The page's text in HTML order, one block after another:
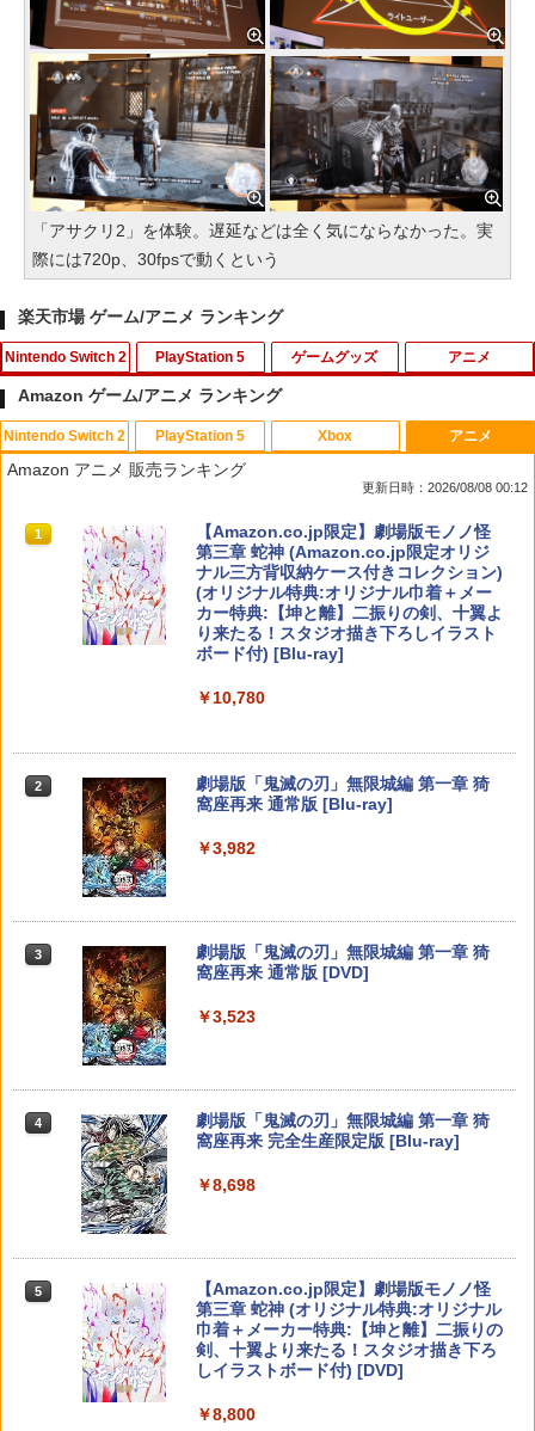
「アサクリ2」を体験。遅延などは全く気にならなかった。実
際には720p、30fpsで動くという
楽天市場 ゲーム/アニメ ランキング
Nintendo Switch 2
1
Switch2 保護フィルム スイッチ2 保護フ
ィルム switch2 フィルム Switch2 ガラ
スフィルム スイッチ2 フィルム ガイド
アクセサリー Nintendo Switch2 ケース
可 透明 ブルーライト カット 99％ FIRM
E
￥1,000
【特典】STEINS;GATE RE:BOOT Swi
￥7,293
￥7,710
回外付特典】切り取れるクリアカード)
￥8,118
s Card 256GB for Nintendo Switch 2
BEE-A-SD01A Switch2 microSDカード
microSD Express Nintendo任天堂ライ
センス 高速転送 UHS-I互換 ゲーム保存
メモリーカード 国内正規品 4523052030
185
PlayStation 5 ゲームグッズ アニメ
Amazon ゲーム/アニメ ランキング
Nintendo Switch 2
1
スプラトゥーン レイダース|オンライン
コード版
￥5,832
スプラトゥーン レイダース -Switch2
ニンテンドープリペイド番号 9000円|オ
￥9,000
ニンテンドープリペイド番号 5000円|オ
ンラインコード版
PlayStation 5
1
PlayStation 5 デジタル・エディション
日本語専用 Console Language: Japan
ese only (CFI-2200B01)
￥55,000
Beast of Reincarnation -PS5 【特典】
【純正品】DualSense ワイヤレスコン
【純正品】DualSense ワイヤレスコン
￥10,737
Xbox
1
【純正品】Xbox ワイヤレス コントロー
ラー + USB-C® ケーブル
￥8,300
ラー (ロボット ホワイト)
ラー (カーボンブラック)
【純正品】Xbox 充電式バッテリー + US
【国内正規品】Thrustmaster スラスト
S5、PS5 Pro、Xbox One、Xbox Serie
￥14,141
アニメ
Amazon アニメ 販売ランキング
更新日時：2026/08/08 00:12
1
【Amazon.co.jp限定】劇場版モノノ怪
第三章 蛇神 (Amazon.co.jp限定オリジ
ナル三方背収納ケース付きコレクション)
(オリジナル特典:オリジナル巾着＋メー
カー特典:【坤と離】二振りの剣、十翼よ
り来たる！スタジオ描き下ろしイラスト
ボード付) [Blu-ray]
￥10,780
2
劇場版「鬼滅の刃」無限城編 第一章 猗
窩座再来 通常版 [Blu-ray]
￥3,982
3
劇場版「鬼滅の刃」無限城編 第一章 猗
窩座再来 通常版 [DVD]
￥3,523
4
劇場版「鬼滅の刃」無限城編 第一章 猗
窩座再来 完全生産限定版 [Blu-ray]
￥8,698
5
【Amazon.co.jp限定】劇場版モノノ怪
第三章 蛇神 (オリジナル特典:オリジナル
巾着＋メーカー特典:【坤と離】二振りの
剣、十翼より来たる！スタジオ描き下ろ
しイラストボード付) [DVD]
￥8,800